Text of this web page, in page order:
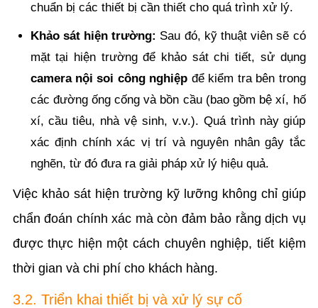
chuẩn bị các thiết bị cần thiết cho quá trình xử lý.
Khảo sát hiện trường: Sau đó, kỹ thuật viên sẽ có
mặt tại hiện trường để khảo sát chi tiết, sử dụng
camera nội soi công nghiệp để kiểm tra bên trong
các đường ống cống và bồn cầu (bao gồm bệ xí, hố
xí, cầu tiêu, nhà vệ sinh, v.v.). Quá trình này giúp
xác định chính xác vị trí và nguyên nhân gây tắc
nghẽn, từ đó đưa ra giải pháp xử lý hiệu quả.
Việc khảo sát hiện trường kỹ lưỡng không chỉ giúp
chẩn đoán chính xác mà còn đảm bảo rằng dịch vụ
được thực hiện một cách chuyên nghiệp, tiết kiệm
thời gian và chi phí cho khách hàng.
3.2. Triển khai thiết bị và xử lý sự cố